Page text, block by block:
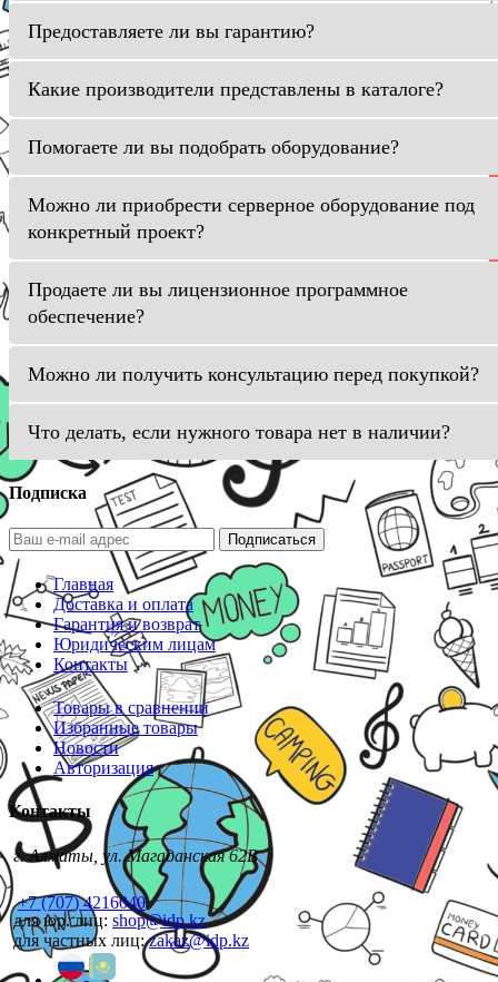
Предоставляете ли вы гарантию?
Какие производители представлены в каталоге?
Помогаете ли вы подобрать оборудование?
Можно ли приобрести серверное оборудование под
конкретный проект?
Продаете ли вы лицензионное программное
обеспечение?
Можно ли получить консультацию перед покупкой?
Что делать, если нужного товара нет в наличии?
Подписка
Подписаться
Главная
Доставка и оплата
Гарантия и возврат
Юридическим лицам
Контакты
Товары в сравнении
Избранные товары
Новости
Авторизация
Контакты
г. Алматы, ул. Магаданская 62В
+7 (707) 4216040
для юр. лиц: shop@idp.kz
для частных лиц:zakaz@idp.kz